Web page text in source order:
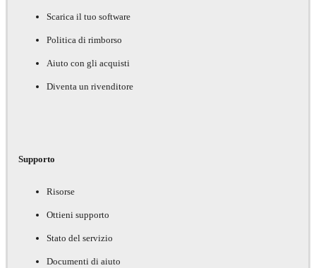
Scarica il tuo software
Politica di rimborso
Aiuto con gli acquisti
Diventa un rivenditore
Supporto
Risorse
Ottieni supporto
Stato del servizio
Documenti di aiuto